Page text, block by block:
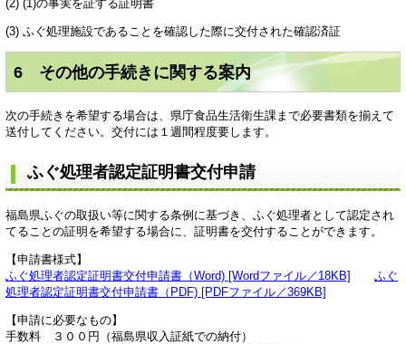
(2) (1)の事実を証する証明書
(3) ふぐ処理施設であることを確認した際に交付された確認済証
6 その他の手続きに関する案内
次の手続きを希望する場合は、県庁食品生活衛生課まで必要書類を揃えて
送付してください。交付には１週間程度要します。
ふぐ処理者認定証明書交付申請
福島県ふぐの取扱い等に関する条例に基づき、ふぐ処理者として認定され
てることの証明を希望する場合に、証明書を交付することができます。
【申請書様式】
ふぐ処理者認定証明書交付申請書（Word) [Wordファイル／18KB]
ふぐ
処理者認定証明書交付申請書（PDF) [PDFファイル／369KB]
【申請に必要なもの】
手数料 ３００円（福島県収入証紙での納付）